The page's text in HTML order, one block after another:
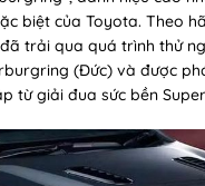
biệt của Toyota. Theo
trải qua quá trình thử
(Đức) và được
từ giải đua sức bền